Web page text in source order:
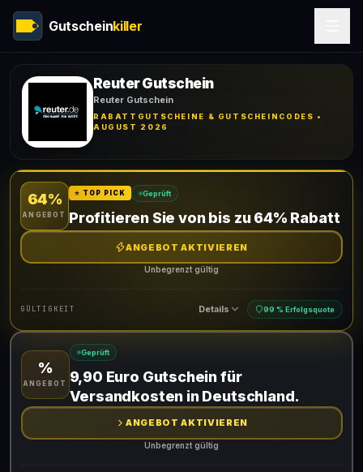
Gutscheinkiller
Reuter Gutschein
Reuter Gutschein
RABATTGUTSCHEINE & GUTSCHEINCODES •
AUGUST 2026
64%
ANGEBOT
⭐ TOP PICK Geprüft
Profitieren Sie von bis zu 64% Rabatt
ANGEBOT AKTIVIEREN
Unbegrenzt gültig
GÜLTIGKEIT Details 99 % Erfolgsquote
Gültig für teilnehmende Produkte
%
ANGEBOT
Geprüft
9,90 Euro Gutschein für
Versandkosten in Deutschland.
ANGEBOT AKTIVIEREN
Unbegrenzt gültig